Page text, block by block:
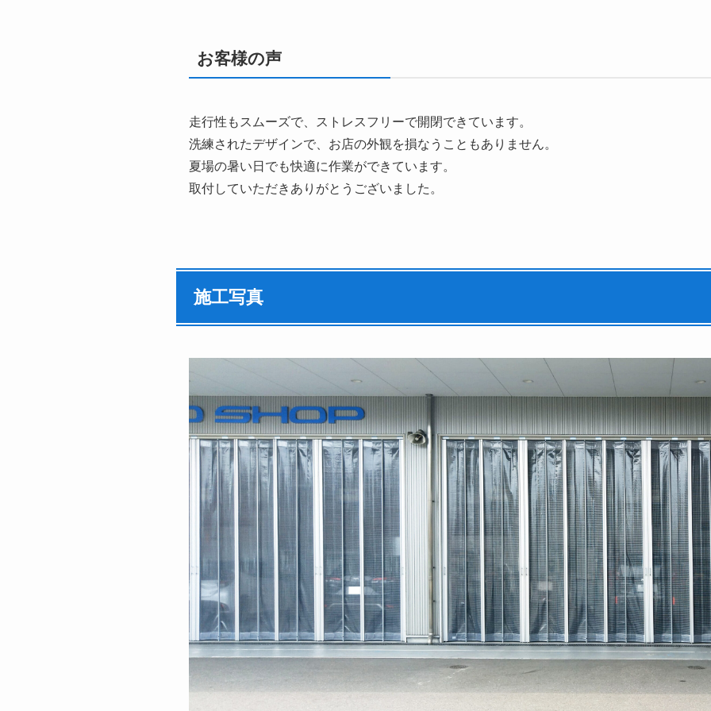
お客様の声
走行性もスムーズで、ストレスフリーで開閉できています。
洗練されたデザインで、お店の外観を損なうこともありません。
夏場の暑い日でも快適に作業ができています。
取付していただきありがとうございました。
施工写真